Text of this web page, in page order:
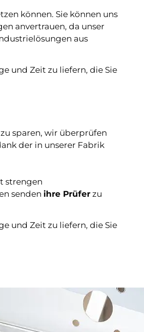
können. Sie können uns
anvertrauen, da unser
aus
und Zeit zu liefern, die Sie
sparen, wir überprüfen
der in unserer Fabrik
strengen
senden ihre Prüfer zu
und Zeit zu liefern, die Sie